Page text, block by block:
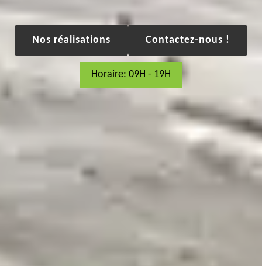
Nos réalisations Contactez-nous !
Horaire: 09H - 19H